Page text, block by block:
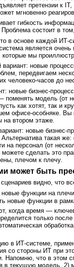
претензии к
мгновенно
гибкость
состоит в
в основе каждой
является
мы
новые
передвигаем
человеко-часов до
новые бизнес-
поменять модель (от
как хотят, так и
офисе-особняке.
на втором этаже.
новые бизнес-
такая
на персонал (от
сделать это
плечом к плечу.
может быть
видно, что
функции на
новые функции в
когда время —
только
в ИТ-системе,
со стороны ИТ при
Напомню, что в этом
в текущую модель, 2)